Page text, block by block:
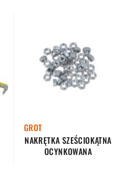
GROT
NAKRĘTKA SZEŚCIOKĄTNA
OCYNKOWANA